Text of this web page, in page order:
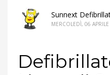
Sunnext
MERCOLEDÌ, 06